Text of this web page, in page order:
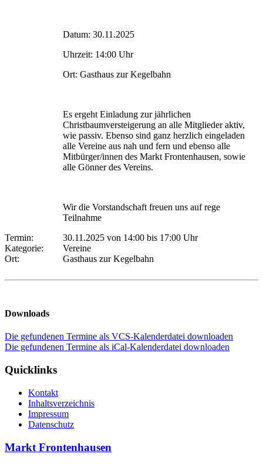
Datum: 30.11.2025
Uhrzeit: 14:00 Uhr
Ort: Gasthaus zur Kegelbahn
Es ergeht Einladung zur jährlichen
Christbaumversteigerung an alle Mitglieder aktiv,
wie passiv. Ebenso sind ganz herzlich eingeladen
alle Vereine aus nah und fern und ebenso alle
Mitbürger/innen des Markt Frontenhausen, sowie
alle Gönner des Vereins.
Wir die Vorstandschaft freuen uns auf rege
Teilnahme
Termin:
30.11.2025 von 14:00 bis 17:00 Uhr
Kategorie:
Vereine
Ort:
Gasthaus zur Kegelbahn
Downloads
Die gefundenen Termine als VCS-Kalenderdatei downloaden
Die gefundenen Termine als iCal-Kalenderdatei downloaden
Quicklinks
Kontakt
Inhaltsverzeichnis
Impressum
Datenschutz
Markt Frontenhausen